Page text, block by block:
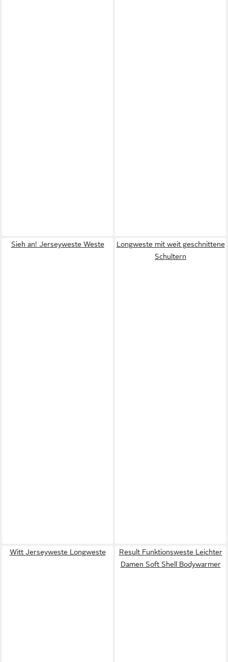
Sieh an! Jerseyweste Weste
Longweste mit weit geschnittene
Schultern
Witt Jerseyweste Longweste
Result Funktionsweste Leichter
Damen Soft Shell Bodywarmer